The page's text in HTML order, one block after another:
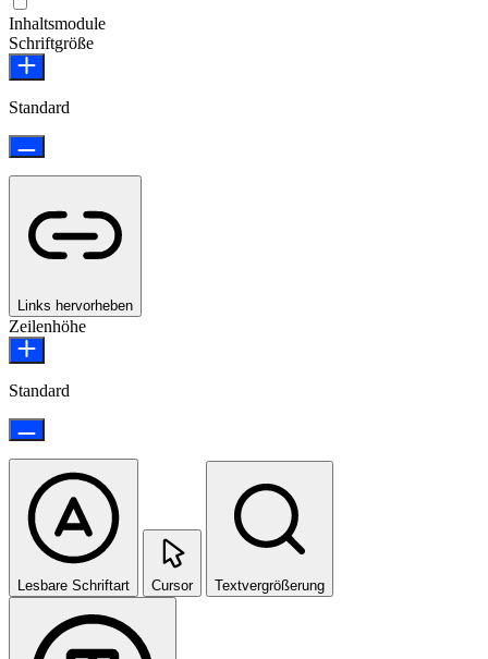
Inhaltsmodule
Schriftgröße
Standard
Links hervorheben
Zeilenhöhe
Standard
Lesbare Schriftart Cursor Textvergrößerung